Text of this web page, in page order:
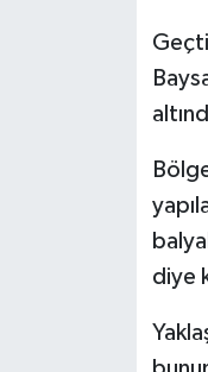
diye